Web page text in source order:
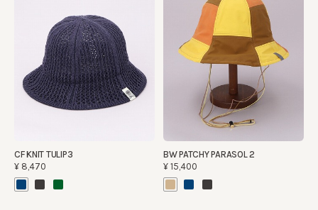
CF KNIT TULIP3
¥8,470
BW PATCHY PARASOL 2
¥15,400